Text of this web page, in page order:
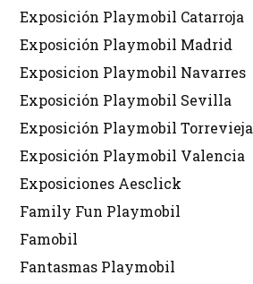
Exposición Playmobil Catarroja
Exposición Playmobil Madrid
Exposicion Playmobil Navarres
Exposición Playmobil Sevilla
Exposición Playmobil Torrevieja
Exposición Playmobil Valencia
Exposiciones Aesclick
Family Fun Playmobil
Famobil
Fantasmas Playmobil